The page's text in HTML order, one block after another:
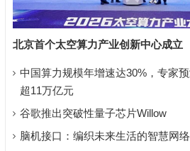
北京首个太空算力产业创新中心成立
中国算力规模年增速达30%，专家
超11万亿元
谷歌推出突破性量子芯片Willow
脑机接口：编织未来生活的智慧网络